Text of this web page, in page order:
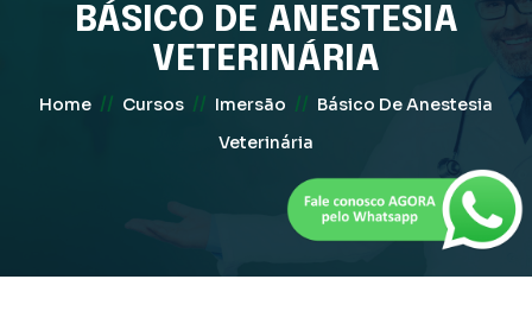
BÁSICO DE ANESTESIA
VETERINÁRIA
Home // Cursos // Imersão // Básico De Anestesia
Veterinária